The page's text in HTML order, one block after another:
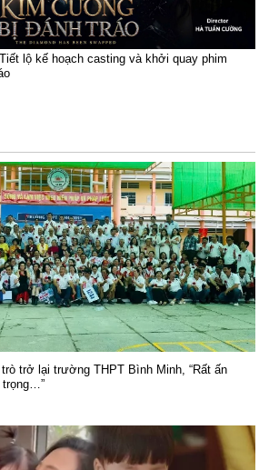
lộ kế hoạch casting và khởi quay phim
trở lại trường THPT Bình Minh, “Rất ấn